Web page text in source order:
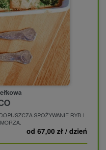
SPOŻYWANIE RYB I
od 67,00 zł / dzień